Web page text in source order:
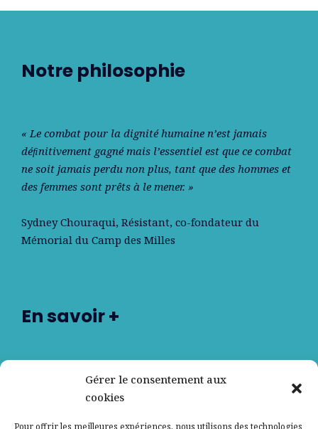
Gérer le consentement aux
cookies
Pour offrir les meilleures expériences, nous utilisons des technologies
Notre philosophie
« Le combat pour la dignité humaine n’est jamais
déﬁnitivement gagné mais l’essentiel est que ce combat
ne soit jamais perdu non plus, tant que des hommes et
des femmes sont prêts à le mener. »
Sydney Chouraqui, Résistant, co-fondateur du
Mémorial du Camp des Milles
En savoir +
Nos partenaires